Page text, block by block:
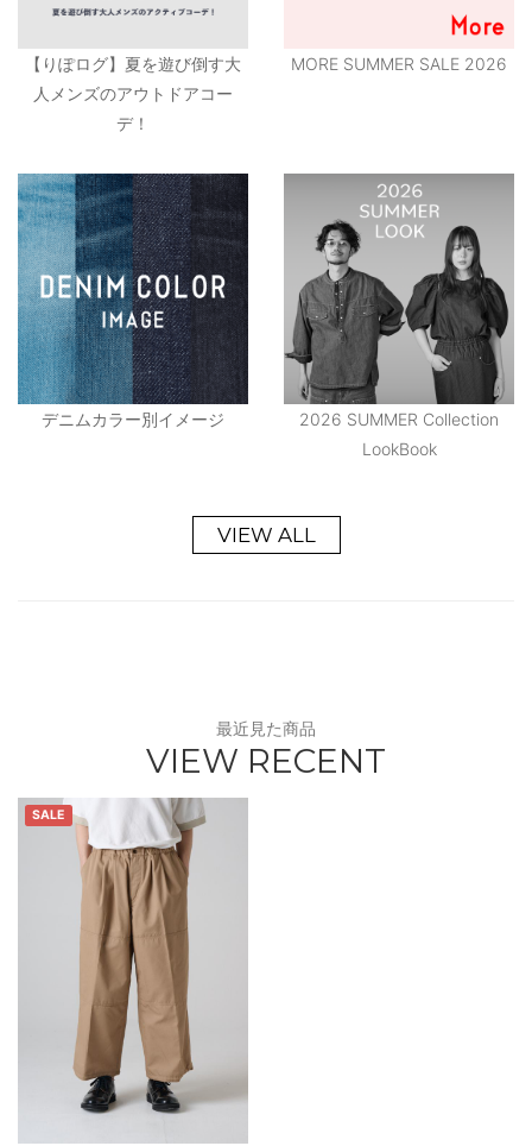
【りぽログ】夏を遊び倒す大
人メンズのアウトドアコー
デ！
MORE SUMMER SALE 2026
デニムカラー別イメージ
2026 SUMMER Collection
LookBook
VIEW ALL
最近見た商品
VIEW RECENT
SALE